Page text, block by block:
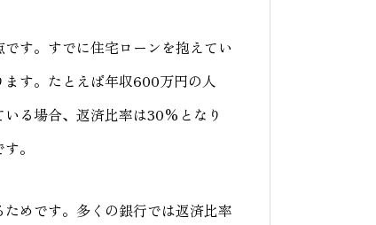
す。すでに住宅ローンを抱えてい
す。たとえば年収600万円の人
る場合、返済比率は30%となり
。
めです。多くの銀行では返済比率